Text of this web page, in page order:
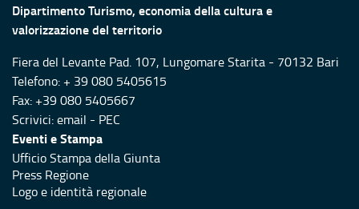
Dipartimento Turismo, economia della cultura e
valorizzazione del territorio
Fiera del Levante Pad. 107, Lungomare Starita - 70132 Bari
Telefono: + 39 080 5405615
Fax: +39 080 5405667
Scrivici:email - PEC
Eventi e Stampa
Ufficio Stampa della Giunta
Press Regione
Logo e identità regionale